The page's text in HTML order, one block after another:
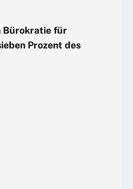
Bürokratie für
Prozent des